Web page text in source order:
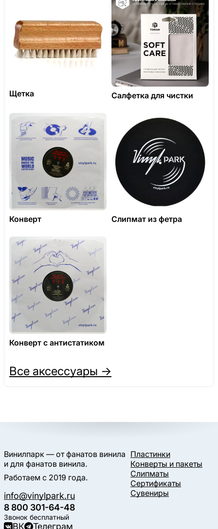
Щетка Салфетка для чистки
Конверт Слипмат из фетра
Конверт с антистатиком
Все аксессуары →
Винилпарк — от фанатов винила
и для фанатов винила.
Работаем с 2019 года.
info@vinylpark.ru
8 800 301-64-48
Звонок бесплатный
ВК Телеграм
Пластинки
Конверты и пакеты
Слипматы
Сертификаты
Сувениры